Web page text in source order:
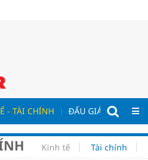
- TÀI CHÍNH ĐẤU GIÁ - ĐẤU
Kinh tế Tài chính